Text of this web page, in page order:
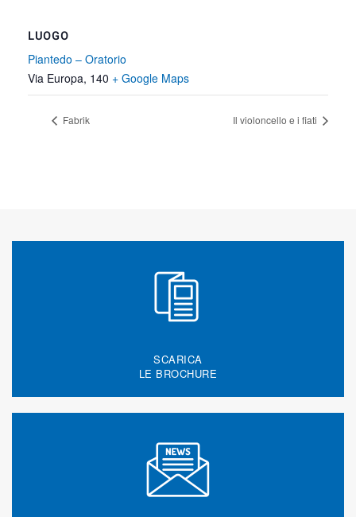
LUOGO
Piantedo – Oratorio
Via Europa, 140 + Google Maps
Fabrik Il violoncello e i fiati
SCARICA
LE BROCHURE